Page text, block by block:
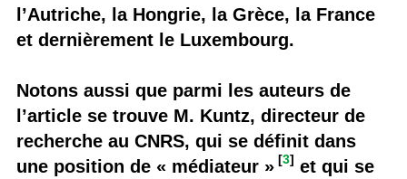
l’Autriche, la Hongrie, la Grèce, la France
et dernièrement le Luxembourg.
Notons aussi que parmi les auteurs de
l’article se trouve M. Kuntz, directeur de
recherche au CNRS, qui se définit dans
une position de « médiateur » [3] et qui se